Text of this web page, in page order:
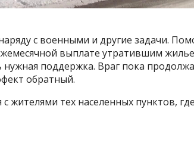
с военными и другие задачи.
выплате утратившим
нужная поддержка. Враг пока
обратный.
жителями тех населенных пунктов,